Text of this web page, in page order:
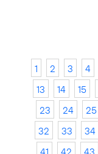
1 2 3 4
13
14 15
23
24 25
32
33 34
41
42 43